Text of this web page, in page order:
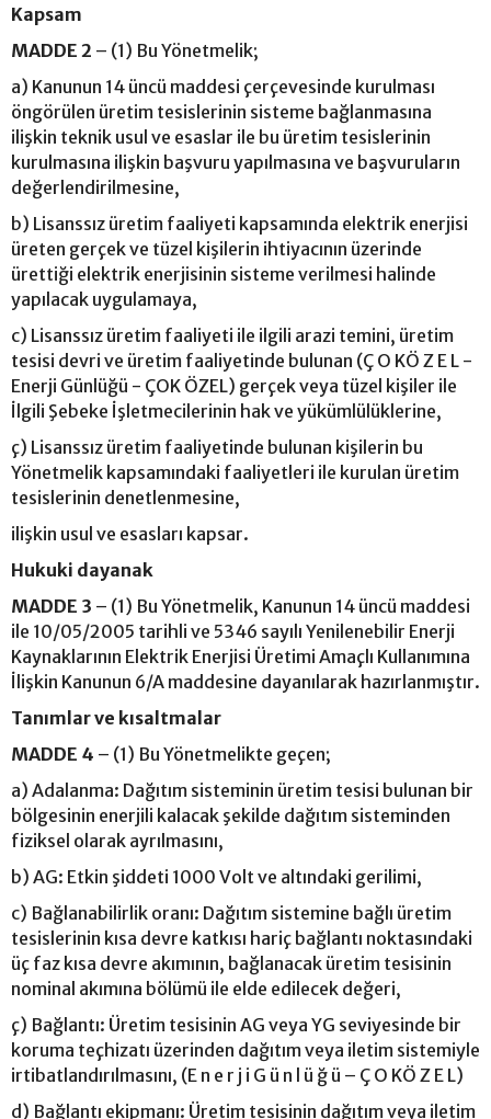
Kapsam
MADDE 2 – (1) Bu Yönetmelik;
a) Kanunun 14 üncü maddesi çerçevesinde kurulması
öngörülen üretim tesislerinin sisteme bağlanmasına
ilişkin teknik usul ve esaslar ile bu üretim tesislerinin
kurulmasına ilişkin başvuru yapılmasına ve başvuruların
değerlendirilmesine,
b) Lisanssız üretim faaliyeti kapsamında elektrik enerjisi
üreten gerçek ve tüzel kişilerin ihtiyacının üzerinde
ürettiği elektrik enerjisinin sisteme verilmesi halinde
yapılacak uygulamaya,
c) Lisanssız üretim faaliyeti ile ilgili arazi temini, üretim
tesisi devri ve üretim faaliyetinde bulunan (Ç O KÖ Z E L -
Enerji Günlüğü - ÇOK ÖZEL) gerçek veya tüzel kişiler ile
İlgili Şebeke İşletmecilerinin hak ve yükümlülüklerine,
ç) Lisanssız üretim faaliyetinde bulunan kişilerin bu
Yönetmelik kapsamındaki faaliyetleri ile kurulan üretim
tesislerinin denetlenmesine,
ilişkin usul ve esasları kapsar.
Hukuki dayanak
MADDE 3 – (1) Bu Yönetmelik, Kanunun 14 üncü maddesi
ile 10/05/2005 tarihli ve 5346 sayılı Yenilenebilir Enerji
Kaynaklarının Elektrik Enerjisi Üretimi Amaçlı Kullanımına
İlişkin Kanunun 6/A maddesine dayanılarak hazırlanmıştır.
Tanımlar ve kısaltmalar
MADDE 4 – (1) Bu Yönetmelikte geçen;
a) Adalanma: Dağıtım sisteminin üretim tesisi bulunan bir
bölgesinin enerjili kalacak şekilde dağıtım sisteminden
fiziksel olarak ayrılmasını,
b) AG: Etkin şiddeti 1000 Volt ve altındaki gerilimi,
c) Bağlanabilirlik oranı: Dağıtım sistemine bağlı üretim
tesislerinin kısa devre katkısı hariç bağlantı noktasındaki
üç faz kısa devre akımının, bağlanacak üretim tesisinin
nominal akımına bölümü ile elde edilecek değeri,
ç) Bağlantı: Üretim tesisinin AG veya YG seviyesinde bir
koruma teçhizatı üzerinden dağıtım veya iletim sistemiyle
irtibatlandırılmasını, (E n e r j i G ü n l ü ğ ü – Ç O KÖ Z E L)
d) Bağlantı ekipmanı: Üretim tesisinin dağıtım veya iletim